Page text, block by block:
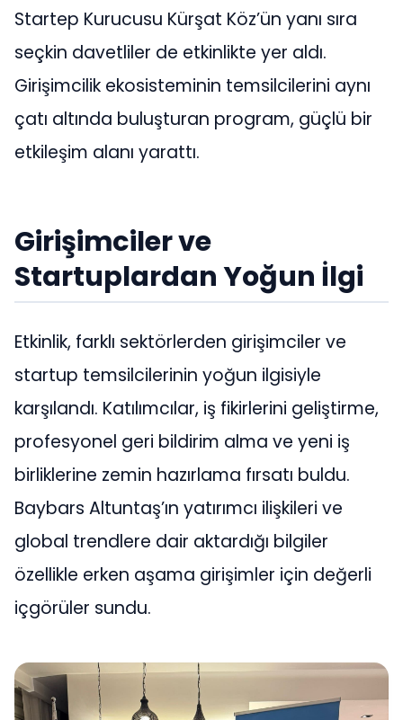
Startep Kurucusu Kürşat Köz’ün yanı sıra
seçkin davetliler de etkinlikte yer aldı.
Girişimcilik ekosisteminin temsilcilerini aynı
çatı altında buluşturan program, güçlü bir
etkileşim alanı yarattı.
Girişimciler ve
Startuplardan Yoğun İlgi
Etkinlik, farklı sektörlerden girişimciler ve
startup temsilcilerinin yoğun ilgisiyle
karşılandı. Katılımcılar, iş fikirlerini geliştirme,
profesyonel geri bildirim alma ve yeni iş
birliklerine zemin hazırlama fırsatı buldu.
Baybars Altuntaş’ın yatırımcı ilişkileri ve
global trendlere dair aktardığı bilgiler
özellikle erken aşama girişimler için değerli
içgörüler sundu.